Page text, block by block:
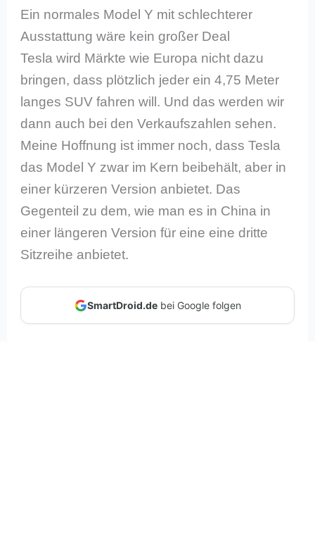
Ein normales Model Y mit schlechterer
Ausstattung wäre kein großer Deal
Tesla wird Märkte wie Europa nicht dazu
bringen, dass plötzlich jeder ein 4,75 Meter
langes SUV fahren will. Und das werden wir
dann auch bei den Verkaufszahlen sehen.
Meine Hoffnung ist immer noch, dass Tesla
das Model Y zwar im Kern beibehält, aber in
einer kürzeren Version anbietet. Das
Gegenteil zu dem, wie man es in China in
einer längeren Version für eine eine dritte
Sitzreihe anbietet.
SmartDroid.debei Google folgen